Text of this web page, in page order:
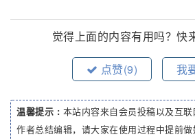
觉得上面的内容有用吗？快
点赞(9) 我
温馨提示 : 本站内容来自会员投稿以及互
作者总结编辑，请大家在使用过程中提前